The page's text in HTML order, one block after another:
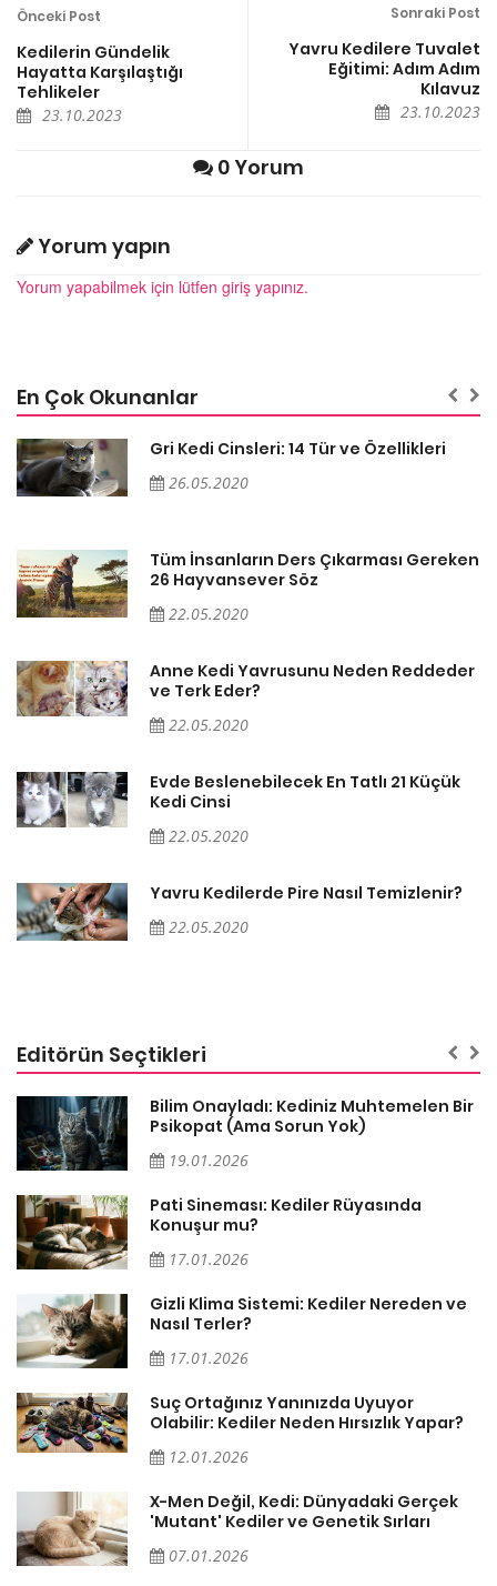
Önceki Post
Kedilerin Gündelik
Hayatta Karşılaştığı
Tehlikeler
23.10.2023
Sonraki Post
Yavru Kedilere Tuvalet
Eğitimi: Adım Adım
Kılavuz
23.10.2023
0 Yorum
Yorum yapın
Yorum yapabilmek için lütfen giriş yapınız.
En Çok Okunanlar
Gri Kedi Cinsleri: 14 Tür ve Özellikleri
26.05.2020
Tüm İnsanların Ders Çıkarması Gereken
26 Hayvansever Söz
22.05.2020
Anne Kedi Yavrusunu Neden Reddeder
ve Terk Eder?
22.05.2020
Evde Beslenebilecek En Tatlı 21 Küçük
Kedi Cinsi
22.05.2020
Yavru Kedilerde Pire Nasıl Temizlenir?
22.05.2020
Editörün Seçtikleri
Bilim Onayladı: Kediniz Muhtemelen Bir
Psikopat (Ama Sorun Yok)
19.01.2026
Pati Sineması: Kediler Rüyasında
Konuşur mu?
17.01.2026
Gizli Klima Sistemi: Kediler Nereden ve
Nasıl Terler?
17.01.2026
Suç Ortağınız Yanınızda Uyuyor
Olabilir: Kediler Neden Hırsızlık Yapar?
12.01.2026
X-Men Değil, Kedi: Dünyadaki Gerçek
'Mutant' Kediler ve Genetik Sırları
07.01.2026